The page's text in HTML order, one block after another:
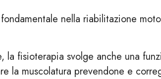
nella riabilitazione
la fisioterapia svolge anche una
la muscolatura prevendone e